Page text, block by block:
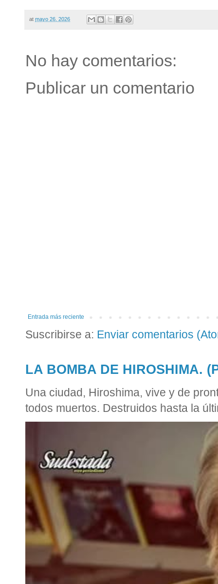
at mayo 26, 2026
No hay comentarios:
Publicar un comentario
Entrada más reciente
Suscribirse a: Enviar comentarios
LA BOMBA DE HIROSHIMA.
Una ciudad, Hiroshima, vive y de
todos muertos. Destruidos hasta la